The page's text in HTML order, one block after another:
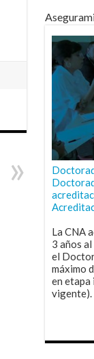
La CNA
3 años
el
máximo
en etapa
vigente).